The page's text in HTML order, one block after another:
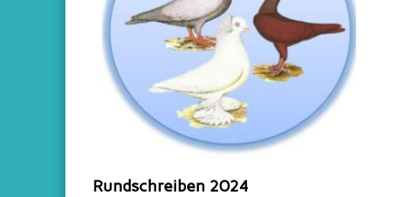
Rundschreiben 2024